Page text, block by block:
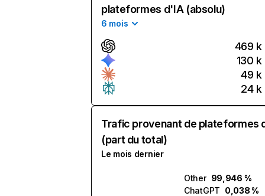
plateformes d'IA (absolu)
6 mois
469 k
130 k
49 k
24 k
Trafic provenant de plateformes
(part du total)
Le mois dernier
Other 99,946 %
ChatGPT 0,038 %